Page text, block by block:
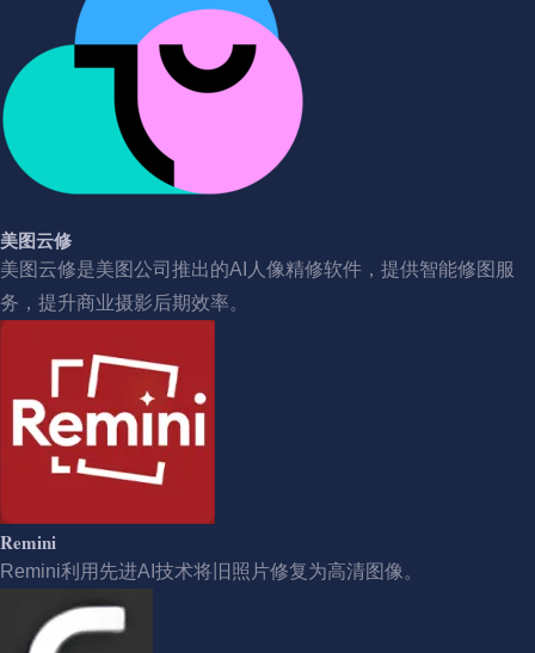
美图云修
美图云修是美图公司推出的AI人像精修软件，提供智能修图服
务，提升商业摄影后期效率。
Remini
Remini利用先进AI技术将旧照片修复为高清图像。